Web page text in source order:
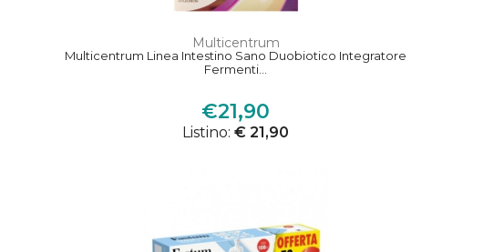
Multicentrum
Multicentrum Linea Intestino Sano Duobiotico Integratore
Fermenti...
€21,90
Listino:€ 21,90